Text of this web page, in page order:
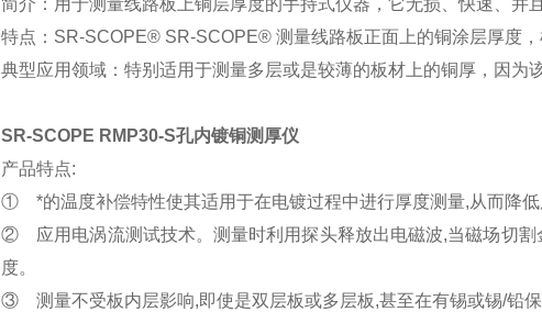
简介：用于测量线路板上铜层厚度的手持式仪器，它无损、快速、并
特点：SR-SCOPE® SR-SCOPE® 测量线路板正面上的铜涂层厚度，
典型应用领域：特别适用于测量多层或是较薄的板材上的铜厚，因为
SR-SCOPE RMP30-S孔内镀铜测厚仪
产品特点:
① *的温度补偿特性使其适用于在电镀过程中进行厚度测量,从而降低
② 应用电涡流测试技术。测量时利用探头释放出电磁波,当磁场切割
度。
③ 测量不受板内层影响,即使是双层板或多层板,甚至在有锡或锡/铅保